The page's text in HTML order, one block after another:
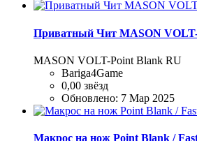
Приватный Чит MASON
MASON VOLT-Point Blank RU
Bariga4Game
0,00 звёзд
Обновлено: 7 Мар 2025
Макрос на нож Point Blank /